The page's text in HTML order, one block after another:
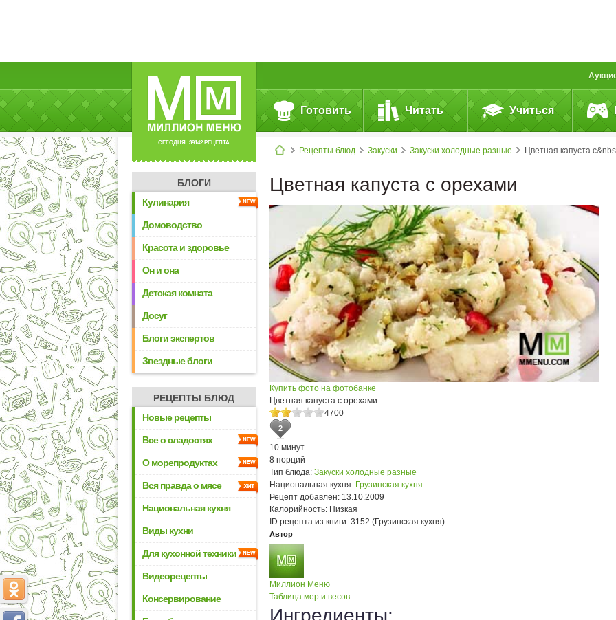
СЕГОДНЯ: 39142 РЕЦЕПТА
Готовить Читать Учиться
Рецепты блюд Закуски Закуски холодные разные Цветная капуста с&nbsp;орехами
БЛОГИ
Кулинария
Домоводство
Красота и здоровье
Он и она
Детская комната
Досуг
Блоги экспертов
Звездные блоги
РЕЦЕПТЫ БЛЮД
Новые рецепты
Все о сладостях
О морепродуктах
Вся правда о мясе
Национальная кухня
Виды кухни
Для кухонной техники
Видеорецепты
Консервирование
Цветная капуста с орехами
Купить фото на фотобанке
Цветная капуста с орехами
4700
2
10 минут
8 порций
Тип блюда: Закуски холодные разные
Национальная кухня: Грузинская кухня
Рецепт добавлен: 13.10.2009
Калорийность: Низкая
ID рецепта из книги: 3152 (Грузинская кухня)
Автор
Миллион Меню
Таблица мер и весов
Ингредиенты: